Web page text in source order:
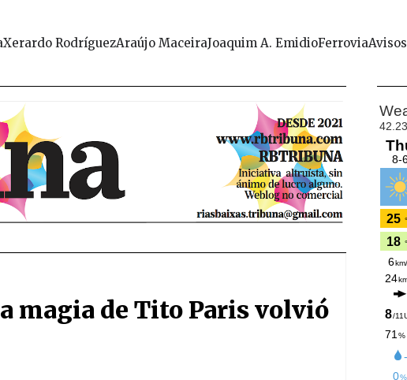
Xerardo RodríguezAraújo MaceiraJoaquim A. EmidioFerroviaAvisos
magia de Tito Paris volvió